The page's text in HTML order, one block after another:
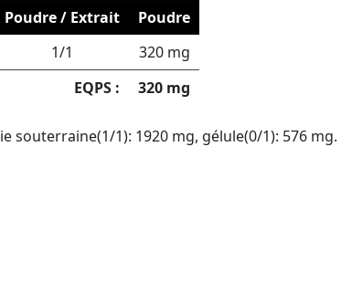
Poudre / Extrait
Poudre
1/1
320 mg
EQPS : 320 mg
souterraine(1/1): 1920 mg, gélule(0/1): 576 mg.